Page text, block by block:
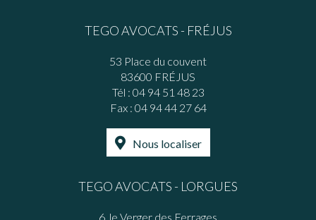
TEGO AVOCATS - FRÉJUS
53 Place du couvent
83600 FRÉJUS
Tél : 04 94 51 48 23
Fax : 04 94 44 27 64
Nous localiser
TEGO AVOCATS - LORGUES
6, le Verger des Ferrages